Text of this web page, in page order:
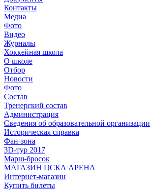
Контакты
Медиа
Фото
Видео
Журналы
Хоккейная школа
О школе
Отбор
Новости
Фото
Состав
Тренерский состав
Администрация
Сведения об образовательной организации
Историческая справка
Фан-зона
3D-тур 2017
Марш-бросок
МАГАЗИН ЦСКА АРЕНА
Интернет-магазин
Купить билеты